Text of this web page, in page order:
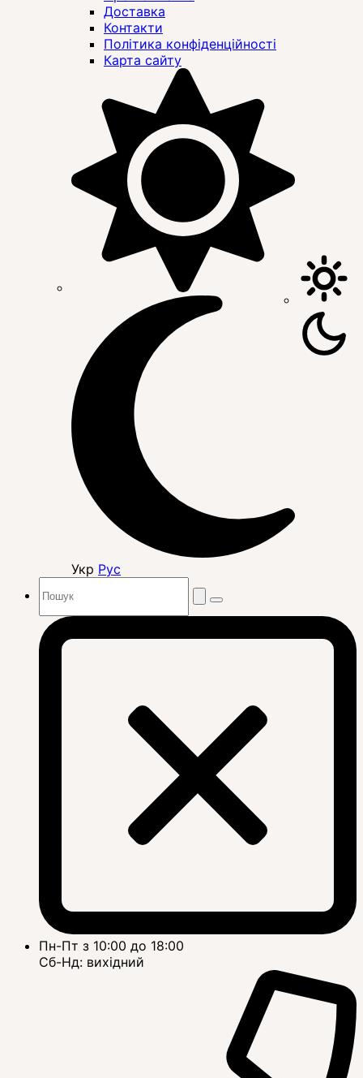
Доставка
Контакти
Політика конфіденційності
Карта сайту
Укр Рус
Пн-Пт з 10:00 до 18:00
Сб-Нд: вихідний